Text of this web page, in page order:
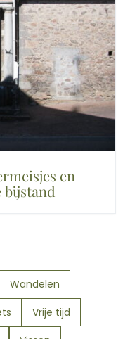
en
Wandelen
Vrije tijd